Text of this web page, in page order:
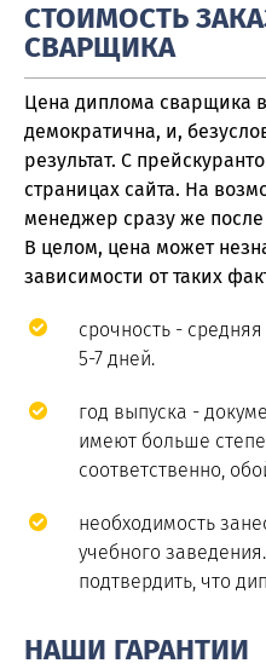
СТОИМОСТЬ
СВАРЩИКА
Цена диплома сварщика
демократична, и,
результат. С
страницах сайта. На
менеджер сразу же после
В целом, цена может
зависимости от таких
срочность -
5-7 дней.
год выпуска -
имеют больше
соответственно,
необходимость
учебного
подтвердить, что
НАШИ ГАРАНТИИ